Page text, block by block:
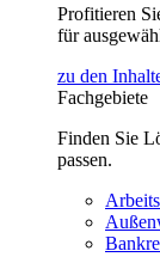
Profitieren
für
zu den
Fachgebiete
Finden Sie
passen.